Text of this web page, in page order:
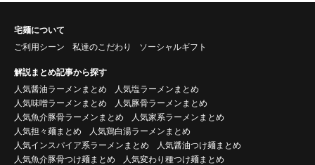
宅麺について
ご利用シーン
私達のこだわり ソーシャルギフト
解説まとめ記事から探す
人気醤油ラーメンまとめ
人気塩ラーメンまとめ
人気味噌ラーメンまとめ
人気豚骨ラーメンまとめ
人気魚介豚骨ラーメンまとめ
人気家系ラーメンまとめ
人気担々麺まとめ
人気鶏白湯ラーメンまとめ
人気インスパイア系ラーメンまとめ
人気醤油つけ麺まとめ
人気魚介豚骨つけ麺まとめ
人気変わり種つけ麺まとめ